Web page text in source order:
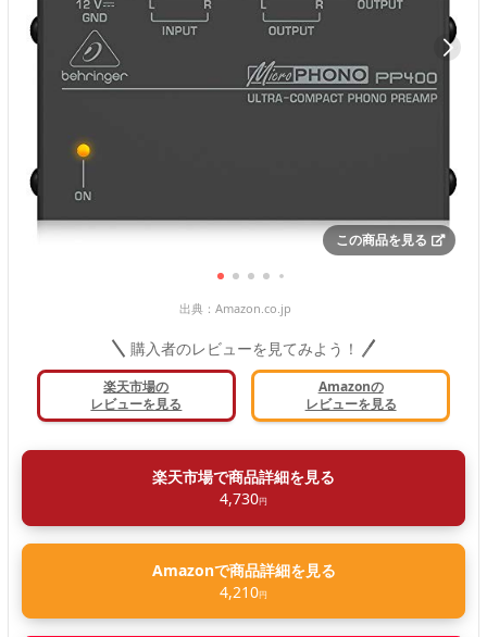
この商品を見る
出典： Amazon.co.jp
購入者のレビューを見てみよう！
楽天市場の
レビューを見る
Amazonの
レビューを見る
楽天市場で商品詳細を見る
4,730円
Amazonで商品詳細を見る
4,210円